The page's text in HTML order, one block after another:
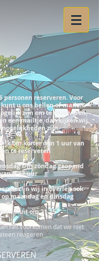
personen reserveren. Voor
u ons bellen of mailen.
zijn om te reserveren,
een mailtje, dan kijken wij
zijn
om korter dan 1 uur van
te reserveren
t/m zondag geopend
12 uur
zijn wij in overleg ook
maandag en dinsdag
sluit om 21.15
het voorkomen dat we niet
reageren